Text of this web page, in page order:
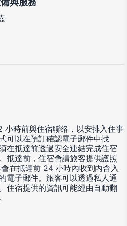
小時前與住宿聯絡，以安排入住事
可以在預訂確認電子郵件中找
在抵達前透過安全連結完成住宿
抵達前，住宿會請旅客提供護照
在抵達前 24 小時內收到內含入
電子郵件。旅客可以透過私人通
住宿提供的資訊可能經由自動翻